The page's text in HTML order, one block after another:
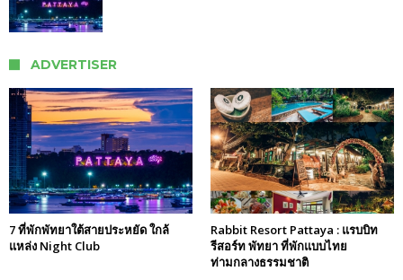
ADVERTISER
7 ที่พักพัทยาใต้สายประหยัด ใกล้
แหล่ง Night Club
Rabbit Resort Pattaya : แรบบิท
รีสอร์ท พัทยา ที่พักแบบไทย
ท่ามกลางธรรมชาติ